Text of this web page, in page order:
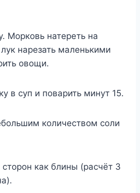
Морковь натереть на
нарезать маленькими
овощи.
в суп и поварить минут 15.
количеством соли
как блины (расчёт 3